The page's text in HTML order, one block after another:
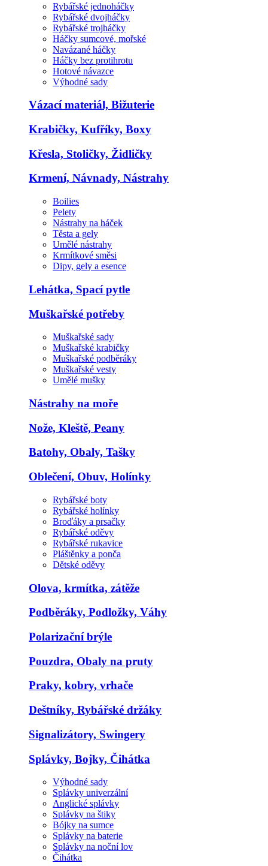
Rybářské jednoháčky
Rybářské dvojháčky
Rybářské trojháčky
Háčky sumcové, mořské
Navázané háčky
Háčky bez protihrotu
Hotové návazce
Výhodné sady
Vázací materiál, Bižuterie
Krabičky, Kufříky, Boxy
Křesla, Stoličky, Židličky
Krmení, Návnady, Nástrahy
Boilies
Pelety
Nástrahy na háček
Těsta a gely
Umělé nástrahy
Krmítkové směsi
Dipy, gely a esence
Lehátka, Spací pytle
Muškařské potřeby
Muškařské sady
Muškařské krabičky
Muškařské podběráky
Muškařské vesty
Umělé mušky
Nástrahy na moře
Nože, Kleště, Peany
Batohy, Obaly, Tašky
Oblečení, Obuv, Holínky
Rybářské boty
Rybářské holínky
Broďáky a prsačky
Rybářské oděvy
Rybářské rukavice
Pláštěnky a ponča
Dětské oděvy
Olova, krmítka, zátěže
Podběráky, Podložky, Váhy
Polarizační brýle
Pouzdra, Obaly na pruty
Praky, kobry, vrhače
Deštníky, Rybářské držáky
Signalizátory, Swingery
Splávky, Bojky, Čihátka
Výhodné sady
Splávky univerzální
Anglické splávky
Splávky na štiky
Bójky na sumce
Splávky na baterie
Splávky na noční lov
Čihátka